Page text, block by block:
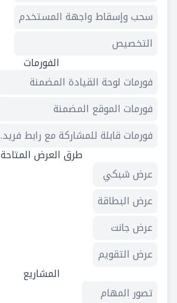
سحب وإسقاط واجهة المستخدم
التخصيص
الفورمات
فورمات لوحة القيادة المضمنة
فورمات الموقع المضمنة
فورمات قابلة للمشاركة مع رابط فريد.
طرق العرض المتاحة
عرض شبكي
عرض البطاقة
عرض جانت
عرض التقويم
المشاريع
تصور المهام